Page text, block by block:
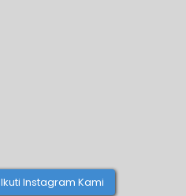
Ikuti Instagram Kami